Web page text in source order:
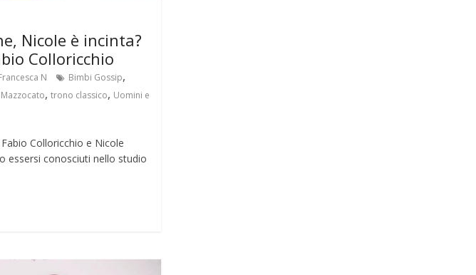
Nicole è incinta?
Colloricchio
N Bimbi Gossip,
,trono classico, Uomini e
Colloricchio e Nicole
essersi conosciuti nello studio